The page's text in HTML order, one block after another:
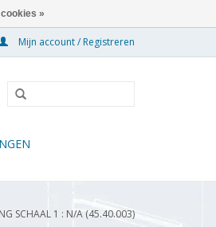
Mijn account / Registreren
SCHAAL 1 : N/A (45.40.003)
»